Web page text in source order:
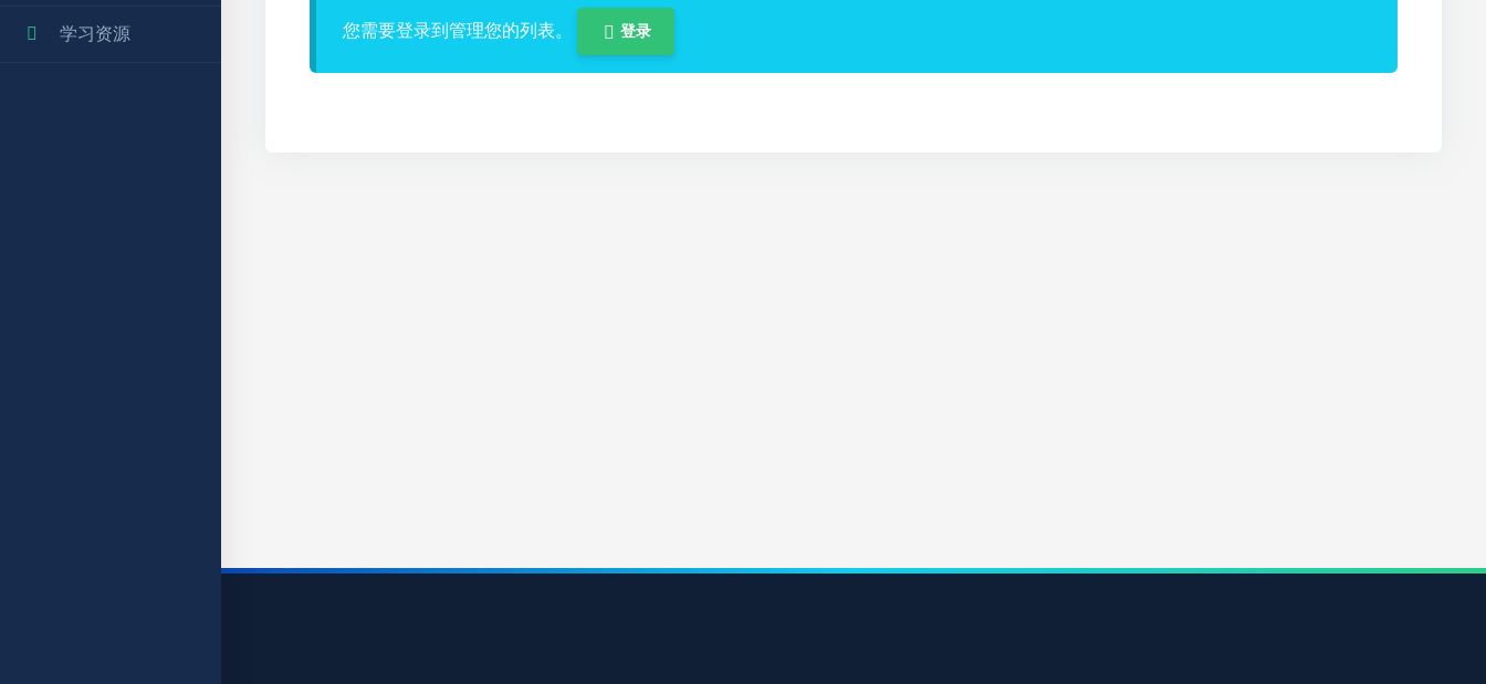
学习资源 您需要登录到管理您的列表。 登录